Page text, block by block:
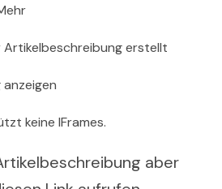
Artikelbeschreibung erstellt
keine IFrames.
aber